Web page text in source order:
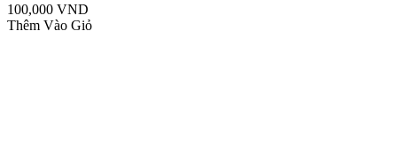
100,000 VND
Thêm Vào Giỏ